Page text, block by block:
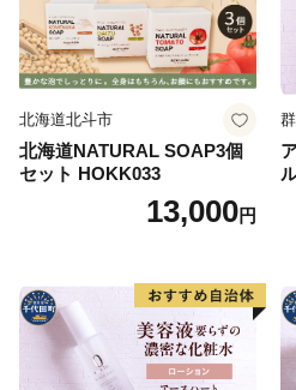
北海道北斗市
北海道NATURAL SOAP3個
セット HOKK033
13,000円